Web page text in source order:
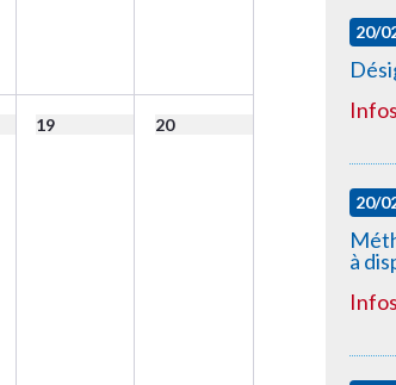
19 20
20/
Infos
20/
à
Infos